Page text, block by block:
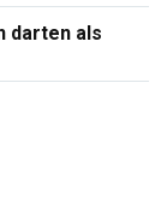
darten als